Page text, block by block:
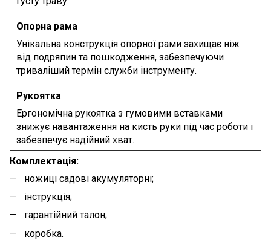
Опорна рама
Унікальна конструкція опорної рами захищає ніж
від подряпин та пошкодження, забезпечуючи
триваліший термін служби інструменту.
Рукоятка
Ергономічна рукоятка з гумовими вставками
знижує навантаження на кисть руки під час роботи і
забезпечує надійний хват.
Комплектація:
ножиці садові акумуляторні;
інструкція;
гарантійний талон;
коробка.